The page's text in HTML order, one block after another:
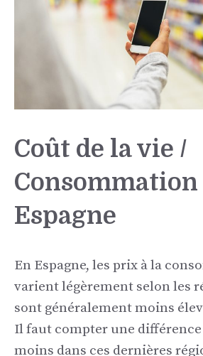
Coût de la vie /
Consommation
Espagne
En Espagne, les prix à la
varient légèrement selon les
sont généralement moins
Il faut compter une différence
moins dans ces dernières